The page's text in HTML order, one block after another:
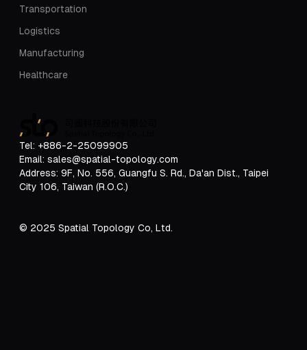
Transportation
Logistics
Manufacturing
Healthcare
Tel: +886-2-25099905
Email: sales@spatial-topology.com
Address: 9F, No. 556, Guangfu S. Rd., Da'an Dist., Taipei
City 106, Taiwan (R.O.C.)
© 2025 Spatial Topology Co, Ltd.